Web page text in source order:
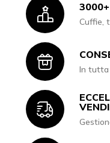
IconCuffie,
IconIn tutta
Icon